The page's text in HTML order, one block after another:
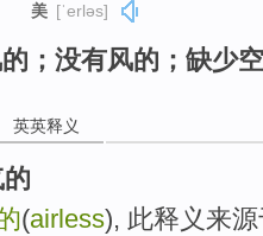
美 [ˈerləs]
；没有风的；缺少
英英释义
(airless), 此释义来